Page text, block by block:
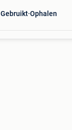
Gebruikt Ophalen